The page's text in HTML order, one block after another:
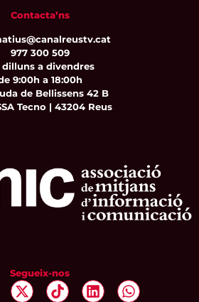
Contacta’ns
977 300 509
dilluns a divendres
9:00h a 18:00h
de Bellissens 42 B
Tecno | 43204 Reus
Segueix-nos